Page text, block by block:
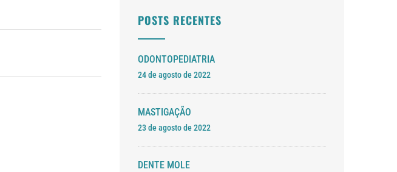
POSTS RECENTES
ODONTOPEDIATRIA
24 de agosto de 2022
MASTIGAÇÃO
23 de agosto de 2022
DENTE MOLE